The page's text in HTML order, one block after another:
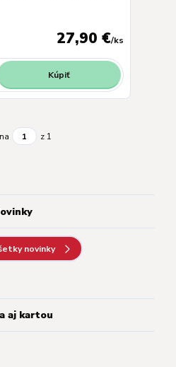
27,90 €/ks
Kúpiť
z 1
novinky
aj kartou